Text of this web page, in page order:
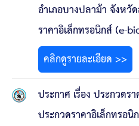
ประกาศเชิญชวนประ
ยกเลิกประกาศเชิญชวน
ยกเลิกประกาศผู้ชนะ
เปลี่ยนแปลงประกาศ
อำเภอบางปลาม้า จังห
ราคาอิเล็กทรอนิกส์ (e-
คลิกดูรายละเอียด >>
ประกาศ เรื่อง ประกวด
ประกวดราคาอิเล็กทรอ